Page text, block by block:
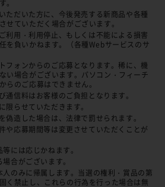
。
ただいた方に、今後発売する新商品や各種
せていただく場合がございます。
利用・利用停止、もしくは不能による損害
を負いかねます。（各種Webサービスのサ
フォンからのご応募となります。稀に、機
い場合がございます。パソコン・フィーチ
らのご応募はできません。
通信料はお客様のご負担となります。
らせていただきます。
偽造した場合は、法律で罰せられます。
や応募期間等は変更させていただくことが
には応じかねます。
合がございます。
のみに帰属します。当選の権利・賞品の第
く禁止し、これらの行為を行った場合は無